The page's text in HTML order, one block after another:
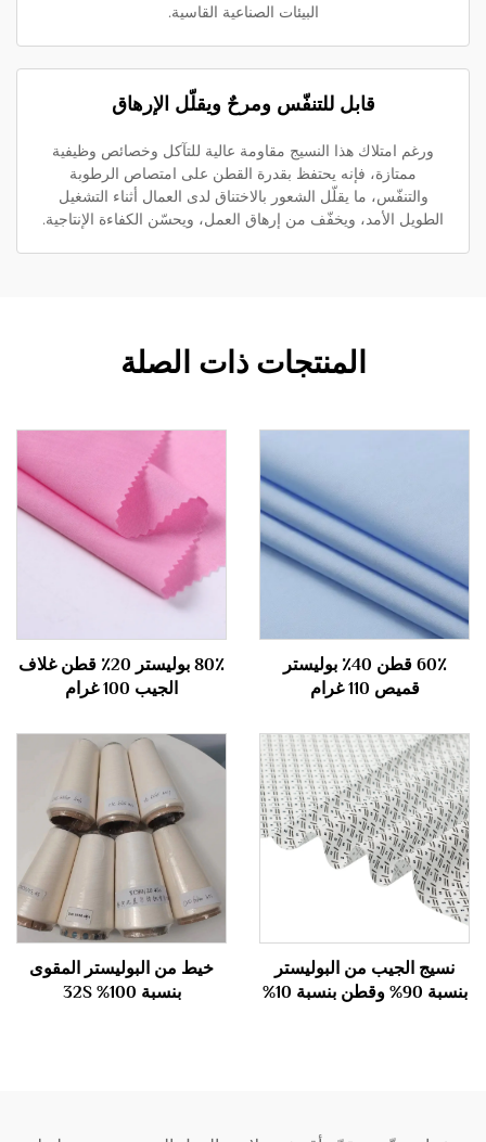
البيئات الصناعية القاسية.
قابل للتنفّس ومرحٌ ويقلّل الإرهاق
ورغم امتلاك هذا النسيج مقاومة عالية للتآكل وخصائص وظيفية
ممتازة، فإنه يحتفظ بقدرة القطن على امتصاص الرطوبة
والتنفّس، ما يقلّل الشعور بالاختناق لدى العمال أثناء التشغيل
الطويل الأمد، ويخفّف من إرهاق العمل، ويحسّن الكفاءة الإنتاجية.
المنتجات ذات الصلة
60٪ قطن 40٪ بوليستر
قميص 110 غرام
80٪ بوليستر 20٪ قطن غلاف
الجيب 100 غرام
نسيج الجيب من البوليستر
بنسبة 90% وقطن بنسبة 10%
خيط من البوليستر المقوى
بنسبة 100% 32S